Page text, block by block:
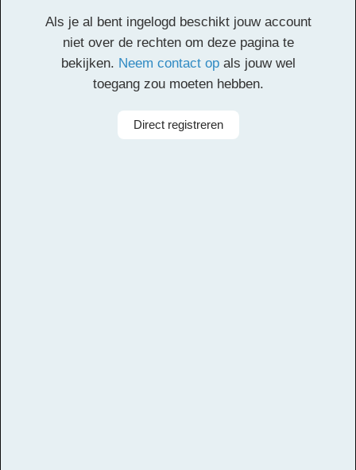
voor de partituur en de overige partijen.
Facebook
TwitterEmailPinterestLinkedIn
Delen
Als je al bent ingelogd beschikt jouw account
niet over de rechten om deze pagina te
bekijken. Neem contact opals jouw wel
toegang zou moeten hebben.
Direct registrerenAlle rechten voorbehouden